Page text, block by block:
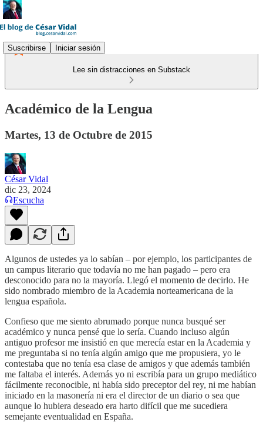
Suscribirse Iniciar sesión
Lee sin distracciones en Substack
Académico de la Lengua
Martes, 13 de Octubre de 2015
César Vidal
dic 23, 2024
Escucha
Algunos de ustedes ya lo sabían – por ejemplo, los participantes de
un campus literario que todavía no me han pagado – pero era
desconocido para no la mayoría. Llegó el momento de decirlo. He
sido nombrado miembro de la Academia norteamericana de la
lengua española.
Confieso que me siento abrumado porque nunca busqué ser
académico y nunca pensé que lo sería. Cuando incluso algún
antiguo profesor me insistió en que merecía estar en la Academia y
me preguntaba si no tenía algún amigo que me propusiera, yo le
contestaba que no tenía esa clase de amigos y que además también
me faltaba el interés. Además yo ni escribía para un grupo mediático
fácilmente reconocible, ni había sido preceptor del rey, ni me habían
iniciado en la masonería ni era el director de un diario o sea que
aunque lo hubiera deseado era harto difícil que me sucediera
semejante eventualidad en España.